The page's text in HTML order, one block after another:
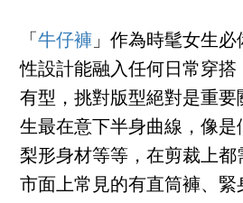
「牛仔褲 」作為時髦女生
性設計能融入任何日常穿搭
有型，挑對版型絕對是重
生最在意下半身曲線，像是
梨形身材等等，在剪裁上都
市面上常見的有直筒褲、緊